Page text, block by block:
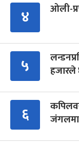
४ ओली-
५
हजारले
६